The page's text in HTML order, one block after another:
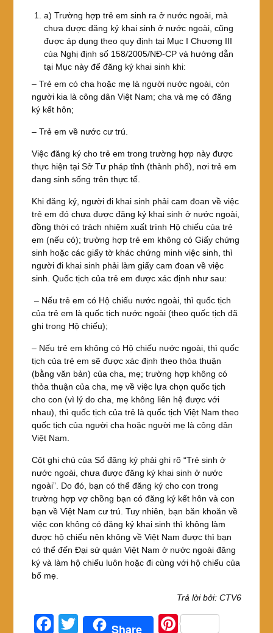
a) Trường hợp trẻ em sinh ra ở nước ngoài, mà
chưa được đăng ký khai sinh ở nước ngoài, cũng
được áp dụng theo quy định tại Mục I Chương III
của Nghị định số 158/2005/NĐ-CP và hướng dẫn
tại Mục này để đăng ký khai sinh khi:
– Trẻ em có cha hoặc mẹ là người nước ngoài, còn
người kia là công dân Việt Nam; cha và mẹ có đăng
ký kết hôn;
– Trẻ em về nước cư trú.
Việc đăng ký cho trẻ em trong trường hợp này được
thực hiện tại Sở Tư pháp tỉnh (thành phố), nơi trẻ em
đang sinh sống trên thực tế.
Khi đăng ký, người đi khai sinh phải cam đoan về việc
trẻ em đó chưa được đăng ký khai sinh ở nước ngoài,
đồng thời có trách nhiệm xuất trình Hộ chiếu của trẻ
em (nếu có); trường hợp trẻ em không có Giấy chứng
sinh hoặc các giấy tờ khác chứng minh việc sinh, thì
người đi khai sinh phải làm giấy cam đoan về việc
sinh. Quốc tịch của trẻ em được xác định như sau:
– Nếu trẻ em có Hộ chiếu nước ngoài, thì quốc tịch
của trẻ em là quốc tịch nước ngoài (theo quốc tịch đã
ghi trong Hộ chiếu);
– Nếu trẻ em không có Hộ chiếu nước ngoài, thì quốc
tịch của trẻ em sẽ được xác định theo thỏa thuận
(bằng văn bản) của cha, mẹ; trường hợp không có
thỏa thuận của cha, mẹ về việc lựa chọn quốc tịch
cho con (vì lý do cha, mẹ không liên hệ được với
nhau), thì quốc tịch của trẻ là quốc tịch Việt Nam theo
quốc tịch của người cha hoặc người mẹ là công dân
Việt Nam.
Cột ghi chú của Sổ đăng ký phải ghi rõ “Trẻ sinh ở
nước ngoài, chưa được đăng ký khai sinh ở nước
ngoài”. Do đó, bạn có thể đăng ký cho con trong
trường hợp vợ chồng bạn có đăng ký kết hôn và con
bạn về Việt Nam cư trú. Tuy nhiên, bạn băn khoăn về
việc con không có đăng ký khai sinh thì không làm
được hộ chiếu nên không về Việt Nam được thì bạn
có thể đến Đại sứ quán Việt Nam ở nước ngoài đăng
ký và làm hộ chiếu luôn hoặc đi cùng với hộ chiếu của
bố mẹ.
Trả lời bởi: CTV6
F
T
Share
Pi